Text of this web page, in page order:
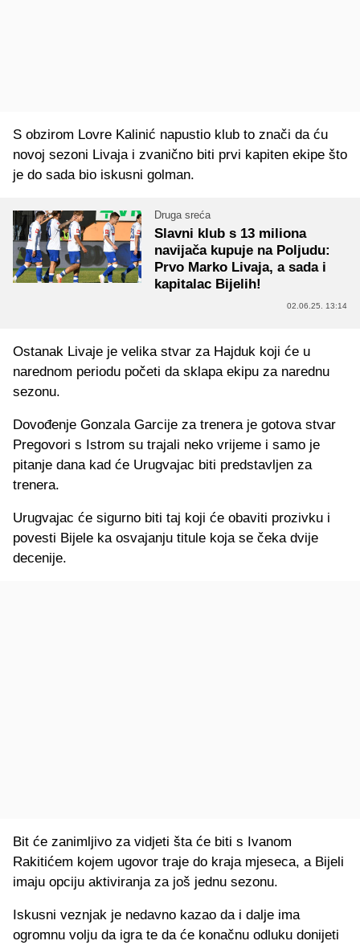
S obzirom Lovre Kalinić napustio klub to znači da ću
novoj sezoni Livaja i zvanično biti prvi kapiten ekipe što
je do sada bio iskusni golman.
Druga sreća
Slavni klub s 13 miliona
navijača kupuje na Poljudu:
Prvo Marko Livaja, a sada i
kapitalac Bijelih!
02.06.25. 13:14
Ostanak Livaje je velika stvar za Hajduk koji će u
narednom periodu početi da sklapa ekipu za narednu
sezonu.
Dovođenje Gonzala Garcije za trenera je gotova stvar
Pregovori s Istrom su trajali neko vrijeme i samo je
pitanje dana kad će Urugvajac biti predstavljen za
trenera.
Urugvajac će sigurno biti taj koji će obaviti prozivku i
povesti Bijele ka osvajanju titule koja se čeka dvije
decenije.
Bit će zanimljivo za vidjeti šta će biti s Ivanom
Rakitićem kojem ugovor traje do kraja mjeseca, a Bijeli
imaju opciju aktiviranja za još jednu sezonu.
Iskusni veznjak je nedavno kazao da i dalje ima
ogromnu volju da igra te da će konačnu odluku donijeti